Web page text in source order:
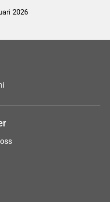
2026